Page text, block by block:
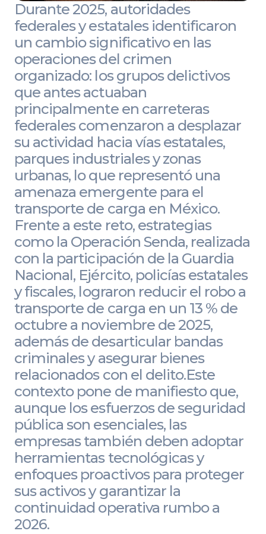
Durante 2025, autoridades
federales y estatales identificaron
un cambio significativo en las
operaciones del crimen
organizado: los grupos delictivos
que antes actuaban
principalmente en carreteras
federales comenzaron a desplazar
su actividad hacia vías estatales,
parques industriales y zonas
urbanas, lo que representó una
amenaza emergente para el
transporte de carga en México.
Frente a este reto, estrategias
como la Operación Senda, realizada
con la participación de la Guardia
Nacional, Ejército, policías estatales
y fiscales, lograron reducir el robo a
transporte de carga en un 13 % de
octubre a noviembre de 2025,
además de desarticular bandas
criminales y asegurar bienes
relacionados con el delito.Este
contexto pone de manifiesto que,
aunque los esfuerzos de seguridad
pública son esenciales, las
empresas también deben adoptar
herramientas tecnológicas y
enfoques proactivos para proteger
sus activos y garantizar la
continuidad operativa rumbo a
2026.